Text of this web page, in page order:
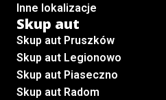
Inne lokalizacje
Skup aut
Skup aut Pruszków
Skup aut Legionowo
Skup aut Piaseczno
Skup aut Radom